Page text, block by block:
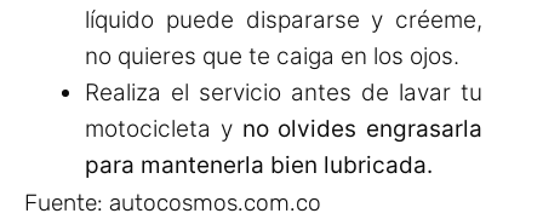
líquido puede dispararse y créeme,
no quieres que te caiga en los ojos.
Realiza el servicio antes de lavar tu
motocicleta yno olvides engrasarla
para mantenerla bien lubricada.
Fuente: autocosmos.com.co